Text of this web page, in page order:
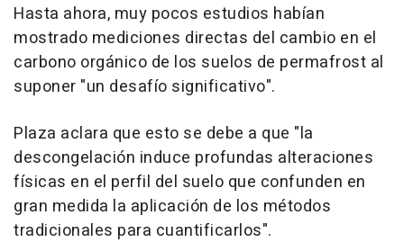
Hasta ahora, muy pocos estudios habían
mostrado mediciones directas del cambio en el
carbono orgánico de los suelos de permafrost al
suponer "un desafío significativo".
Plaza aclara que esto se debe a que "la
descongelación induce profundas alteraciones
físicas en el perfil del suelo que confunden en
gran medida la aplicación de los métodos
tradicionales para cuantificarlos".